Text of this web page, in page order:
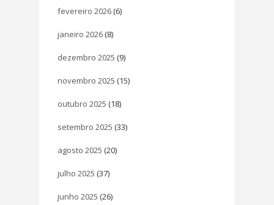
fevereiro 2026 (6)
janeiro 2026 (8)
dezembro 2025 (9)
novembro 2025 (15)
outubro 2025 (18)
setembro 2025 (33)
agosto 2025 (20)
julho 2025 (37)
junho 2025 (26)